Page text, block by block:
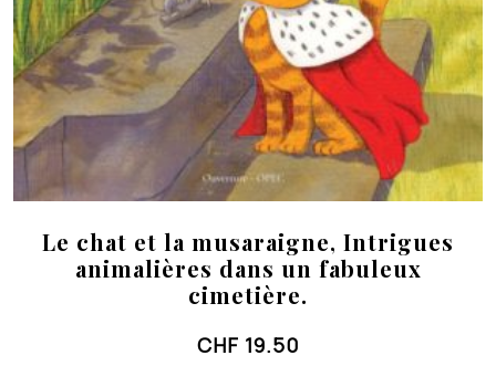
Le chat et la musaraigne, Intrigues
animalières dans un fabuleux
cimetière.
CHF 19.50